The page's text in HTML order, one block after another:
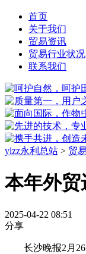
首页
关于我们
贸易资讯
贸易行业状况
联系我们
ylzz永利总站 > 贸
本年外贸
2025-04-22 08:51
分享
长沙晚报2月26